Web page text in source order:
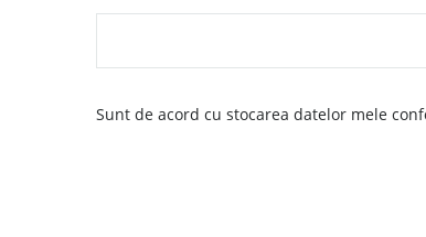
Sunt de acord cu stocarea datelor mele